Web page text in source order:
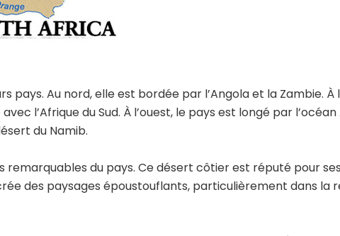
Au nord, elle est bordée par l’Angola et la Zambie. À
l’Afrique du Sud. À l’ouest, le pays est longé par
du Namib.
du pays. Ce désert côtier est réputé pour
des paysages époustouflants, particulièrement dans la